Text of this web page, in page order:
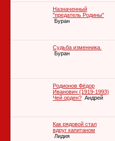
Назначенный
"предатель Родины"
Буран
Судьба изменника.
Буран
Родионов Фёдор
Иванович (1919-1993)
Чей орден? Андрей
Как рядовой стал
вдруг капитаном
Лидия